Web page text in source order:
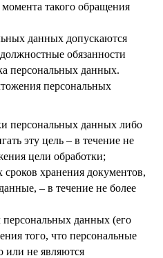
такого обращения
данных допускаются
обязанности
персональных данных.
персональных
персональных данных либо
эту цель – в течение не
цели обработки;
хранения документов,
– в течение не более
персональных данных (его
того, что персональные
или не являются